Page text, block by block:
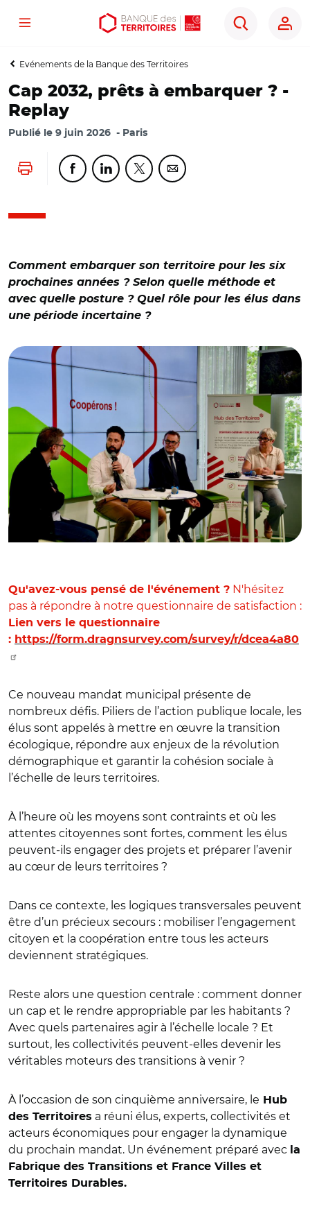
Aller
contenu
Aller
menu
Ouvrir
outils
Menu
Rechercher
Evénements de la Banque des Territoires
Cap 2032, prêts à embarquer ? -
Replay
Publié le 9 juin 2026 Paris
Lancer l'impressionPartager cette page sur Facebook
Partager cette page sur Linkedin
Partager cette page sur Twitter
Partager cette page sur
Comment embarquer son territoire pour les six
prochaines années ? Selon quelle méthode et
avec quelle posture ? Quel rôle pour les élus dans
une période incertaine ?
Qu'avez-vous pensé de l'événement ? N'hésitez
pas à répondre à notre questionnaire de satisfaction :
Lien vers le questionnaire
: https://form.dragnsurvey.com/survey/r/dcea4a80
Ce nouveau mandat municipal présente de
nombreux défis. Piliers de l’action publique locale, les
élus sont appelés à mettre en œuvre la transition
écologique, répondre aux enjeux de la révolution
démographique et garantir la cohésion sociale à
l’échelle de leurs territoires.
À l’heure où les moyens sont contraints et où les
attentes citoyennes sont fortes, comment les élus
peuvent-ils engager des projets et préparer l’avenir
au cœur de leurs territoires ?
Dans ce contexte, les logiques transversales peuvent
être d’un précieux secours : mobiliser l’engagement
citoyen et la coopération entre tous les acteurs
deviennent stratégiques.
Reste alors une question centrale : comment donner
un cap et le rendre appropriable par les habitants ?
Avec quels partenaires agir à l’échelle locale ? Et
surtout, les collectivités peuvent-elles devenir les
véritables moteurs des transitions à venir ?
À l’occasion de son cinquième anniversaire, le Hub
des Territoires a réuni élus, experts, collectivités et
acteurs économiques pour engager la dynamique
du prochain mandat. Un événement préparé avec la
Fabrique des Transitions et France Villes et
Territoires Durables.